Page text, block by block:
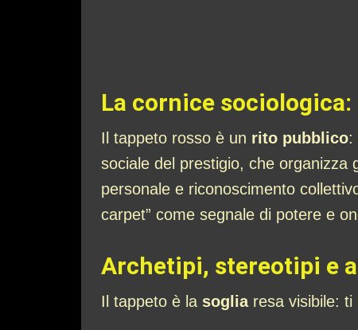
La cornice
Il tappeto rosso è un rito pubblico:
sociale del prestigio, che
personale e riconoscimento
carpet” come segnale di potere e
Archetipi, stereotipi e
Il tappeto è la sogliaresa visibile: ti